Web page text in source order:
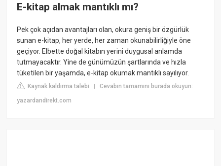
E-kitap almak mantıklı mı?
Pek çok açıdan avantajları olan, okura geniş bir özgürlük
sunan e-kitap, her yerde, her zaman okunabilirliğiyle öne
geçiyor. Elbette doğal kitabın yerini duygusal anlamda
tutmayacaktır. Yine de günümüzün şartlarında ve hızla
tüketilen bir yaşamda, e-kitap okumak mantıklı sayılıyor.
Kaynak kaldırma talebi |Cevabın tamamını burada okuyun:
yazardandirekt.com